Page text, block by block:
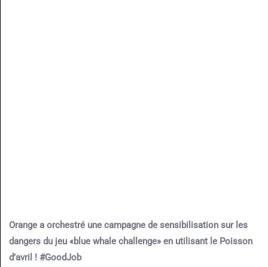
Orange a orchestré une campagne de sensibilisation sur les
dangers du jeu «blue whale challenge» en utilisant le Poisson
d’avril ! #GoodJob